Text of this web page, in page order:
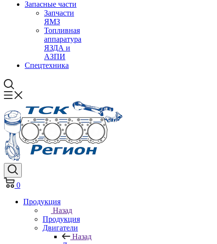
Запасные части
Запчасти
ЯМЗ
Топливная
аппаратура
ЯЗДА и
АЗПИ
Спецтехника
0
Продукция
Назад
Продукция
Двигатели
Назад